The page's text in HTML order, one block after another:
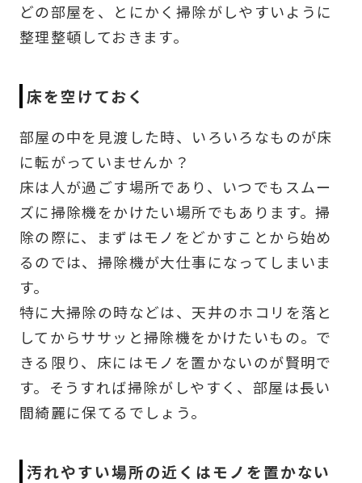
どの部屋を、とにかく掃除がしやすいように
整理整頓しておきます。
床を空けておく
部屋の中を見渡した時、いろいろなものが床
に転がっていませんか？
床は人が過ごす場所であり、いつでもスムー
ズに掃除機をかけたい場所でもあります。掃
除の際に、まずはモノをどかすことから始め
るのでは、掃除機が大仕事になってしまいま
す。
特に大掃除の時などは、天井のホコリを落と
してからササッと掃除機をかけたいもの。で
きる限り、床にはモノを置かないのが賢明で
す。そうすれば掃除がしやすく、部屋は長い
間綺麗に保てるでしょう。
汚れやすい場所の近くはモノを置かない